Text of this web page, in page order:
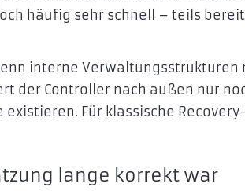
häufig sehr schnell – teils
interne
der Controller nach außen nur
Für klassische
lange korrekt war